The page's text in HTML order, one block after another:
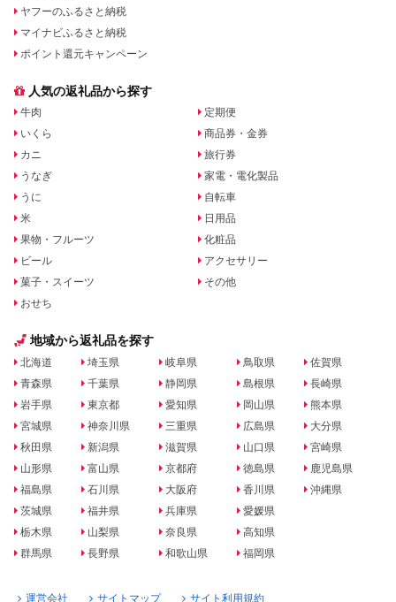
ヤフーのふるさと納税
マイナビふるさと納税
ポイント還元キャンペーン
人気の返礼品から探す
牛肉
いくら
カニ
うなぎ
うに
米
果物・フルーツ
ビール
菓子・スイーツ
おせち
定期便
商品券・金券
旅行券
家電・電化製品
自転車
日用品
化粧品
アクセサリー
その他
地域から返礼品を探す
北海道
青森県
岩手県
宮城県
秋田県
山形県
福島県
茨城県
栃木県
群馬県
埼玉県
千葉県
東京都
神奈川県
新潟県
富山県
石川県
福井県
山梨県
長野県
岐阜県
静岡県
愛知県
三重県
滋賀県
京都府
大阪府
兵庫県
奈良県
和歌山県
鳥取県
島根県
岡山県
広島県
山口県
徳島県
香川県
愛媛県
高知県
福岡県
佐賀県
長崎県
熊本県
大分県
宮崎県
鹿児島県
沖縄県
運営会社 サイトマップ サイト利用規約